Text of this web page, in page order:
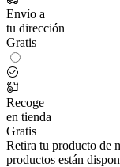
Envío a
tu dirección
Gratis
Recoge
en tienda
Gratis
Retira tu producto de
productos están